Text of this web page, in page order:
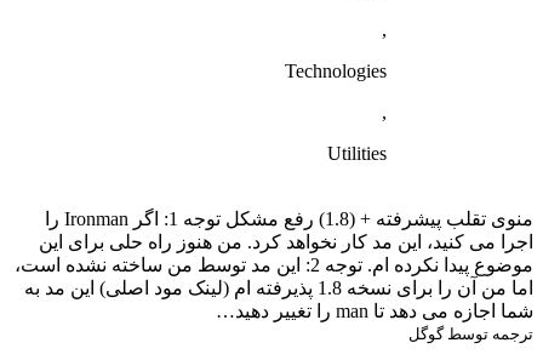
,
Technologies
,
Utilities
منوی تقلب پیشرفته + (1.8) رفع مشکل توجه 1: اگر Ironman را
اجرا می کنید، این مد کار نخواهد کرد. من هنوز راه حلی برای این
موضوع پیدا نکرده ام. توجه 2: این مد توسط من ساخته نشده است،
اما من آن را برای نسخه 1.8 پذیرفته ام (لینک مود اصلی) این مد به
شما اجازه می دهد تا man را تغییر دهید…
ترجمه توسط گوگل